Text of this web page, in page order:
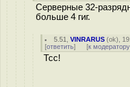
Серверные 32-
больше 4 гиг.
5.51 ,VINRARUS (ok),
[ответить] [к модератору
Тсс!